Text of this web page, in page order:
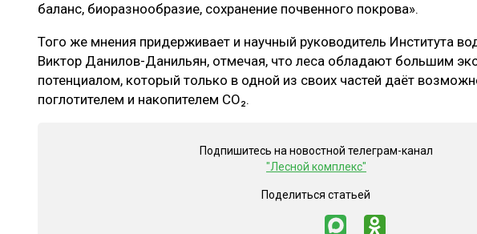
баланс, биоразнообразие, сохранение почвенного покрова».
Того же мнения придерживает и научный руководитель Института
Виктор Данилов-Данильян, отмечая, что леса обладают большим
потенциалом, который только в одной из своих частей даёт
поглотителем и накопителем CO₂.
Подпишитесь на новостной телеграм-канал
"Лесной комплекс"
Поделиться статьей